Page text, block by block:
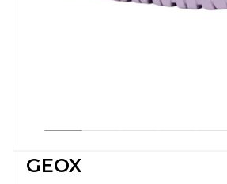
GEOX